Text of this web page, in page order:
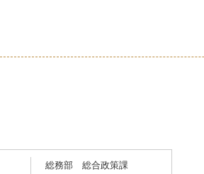
総務部 総合政策課